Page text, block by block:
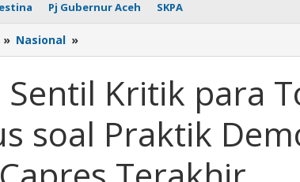
Pj Gubernur Aceh SKPA
» Nasional »
Sentil
para
Tokoh
dan
Kampus
Praktik
Sentil Kritik para
soal Praktik